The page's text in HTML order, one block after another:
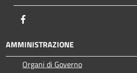
AMMINISTRAZIONE
Organi di Governo